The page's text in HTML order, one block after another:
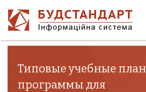
Типовые учебные
программы для